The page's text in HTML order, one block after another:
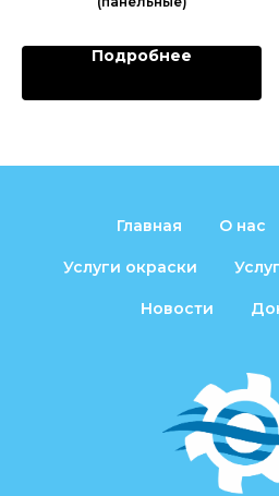
Подробнее
Главная О нас
Услуги окраски
Новости